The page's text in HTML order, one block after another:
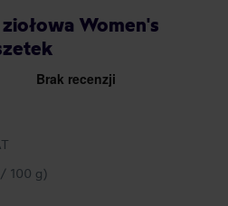
Women's
100 g)